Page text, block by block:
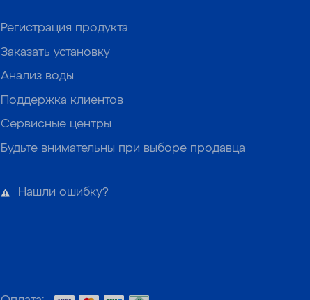
Регистрация продукта
Заказать установку
Анализ воды
Поддержка клиентов
Сервисные центры
Будьте внимательны при выборе продавца
Нашли ошибку?